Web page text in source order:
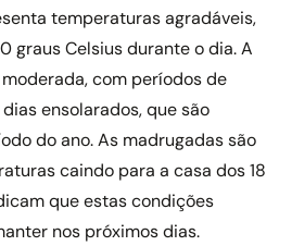
temperaturas agradáveis,
graus Celsius durante o dia. A
com períodos de
ensolarados, que são
do ano. As madrugadas são
caindo para a casa dos 18
que estas condições
nos próximos dias.